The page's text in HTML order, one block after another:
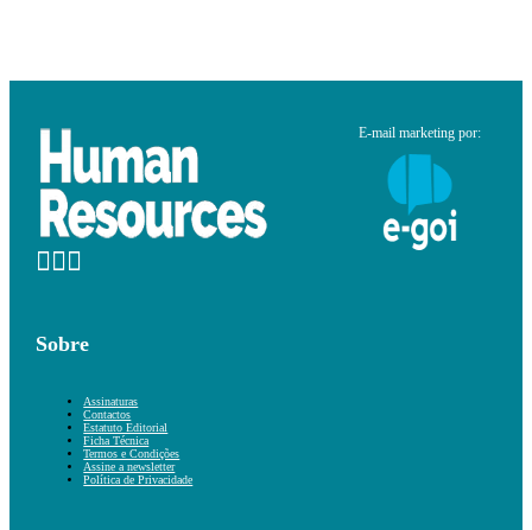
E-mail marketing por:
Sobre
Assinaturas
Contactos
Estatuto Editorial
Ficha Técnica
Termos e Condições
Assine a newsletter
Política de Privacidade